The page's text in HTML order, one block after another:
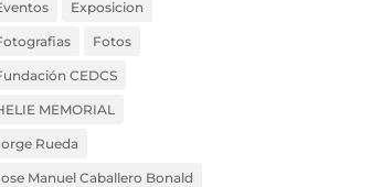
Exposicion
Fotos
CEDCS
MEMORIAL
Rueda
Manuel Caballero Bonald